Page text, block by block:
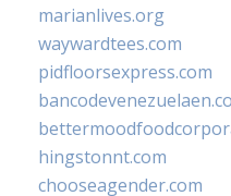
marianlives.org
waywardtees.com
pidfloorsexpress.com
hingstonnt.com
chooseagender.com